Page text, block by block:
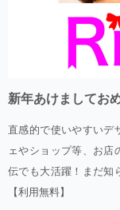
新年あけましてお
直感的で使いやすいデ
ェやショップ等、お店
伝でも大活躍！まだ知
【利用無料】